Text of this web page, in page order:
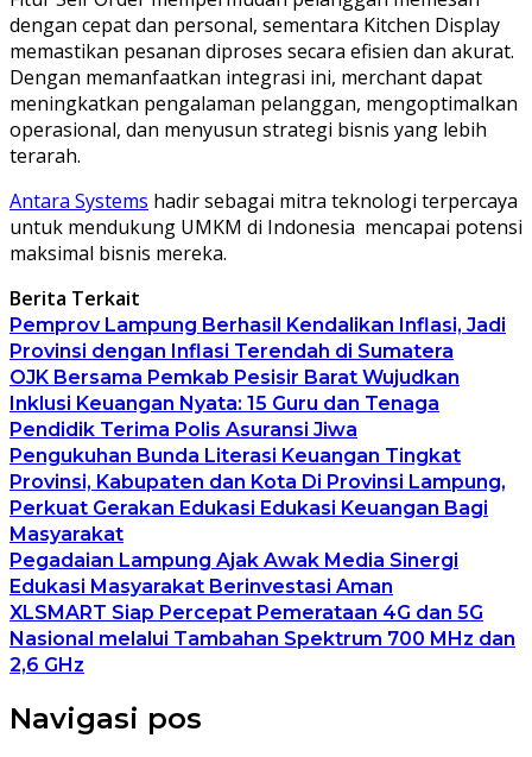
dengan cepat dan personal, sementara Kitchen Display
memastikan pesanan diproses secara efisien dan akurat.
Dengan memanfaatkan integrasi ini, merchant dapat
meningkatkan pengalaman pelanggan, mengoptimalkan
operasional, dan menyusun strategi bisnis yang lebih
terarah.
Antara Systems hadir sebagai mitra teknologi terpercaya
untuk mendukung UMKM di Indonesia mencapai potensi
maksimal bisnis mereka.
Berita Terkait
Pemprov Lampung Berhasil Kendalikan Inflasi, Jadi
Provinsi dengan Inflasi Terendah di Sumatera
OJK Bersama Pemkab Pesisir Barat Wujudkan
Inklusi Keuangan Nyata: 15 Guru dan Tenaga
Pendidik Terima Polis Asuransi Jiwa
Pengukuhan Bunda Literasi Keuangan Tingkat
Provinsi, Kabupaten dan Kota Di Provinsi Lampung,
Perkuat Gerakan Edukasi Edukasi Keuangan Bagi
Masyarakat
Pegadaian Lampung Ajak Awak Media Sinergi
Edukasi Masyarakat Berinvestasi Aman
XLSMART Siap Percepat Pemerataan 4G dan 5G
Nasional melalui Tambahan Spektrum 700 MHz dan
2,6 GHz
Navigasi pos